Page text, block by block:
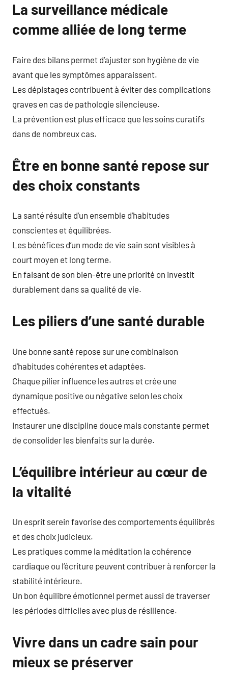
La surveillance médicale
comme alliée de long terme
Faire des bilans permet d’ajuster son hygiène de vie
avant que les symptômes apparaissent.
Les dépistages contribuent à éviter des complications
graves en cas de pathologie silencieuse.
La prévention est plus efficace que les soins curatifs
dans de nombreux cas.
Être en bonne santé repose sur
des choix constants
La santé résulte d’un ensemble d’habitudes
conscientes et équilibrées.
Les bénéfices d’un mode de vie sain sont visibles à
court moyen et long terme.
En faisant de son bien-être une priorité on investit
durablement dans sa qualité de vie.
Les piliers d’une santé durable
Une bonne santé repose sur une combinaison
d’habitudes cohérentes et adaptées.
Chaque pilier influence les autres et crée une
dynamique positive ou négative selon les choix
effectués.
Instaurer une discipline douce mais constante permet
de consolider les bienfaits sur la durée.
L’équilibre intérieur au cœur de
la vitalité
Un esprit serein favorise des comportements équilibrés
et des choix judicieux.
Les pratiques comme la méditation la cohérence
cardiaque ou l’écriture peuvent contribuer à renforcer la
stabilité intérieure.
Un bon équilibre émotionnel permet aussi de traverser
les périodes difficiles avec plus de résilience.
Vivre dans un cadre sain pour
mieux se préserver